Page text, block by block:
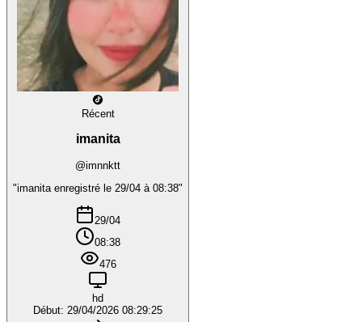
Récent
imanita
@imnnktt
"imanita enregistré le 29/04 à 08:38"
29/04
08:38
476
hd
Début: 29/04/2026 08:29:25